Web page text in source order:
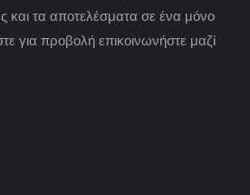
και τα αποτελέσματα σε ένα μόνο
για προβολή επικοινωνήστε μαζί